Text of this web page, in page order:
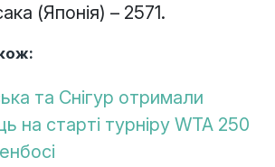
(Японія) – 2571.
та Снігур отримали
на старті турніру WTA 250